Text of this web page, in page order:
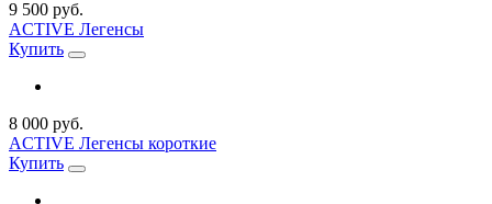
9 500 руб.
ACTIVE Легенсы
Купить
8 000 руб.
ACTIVE Легенсы короткие
Купить